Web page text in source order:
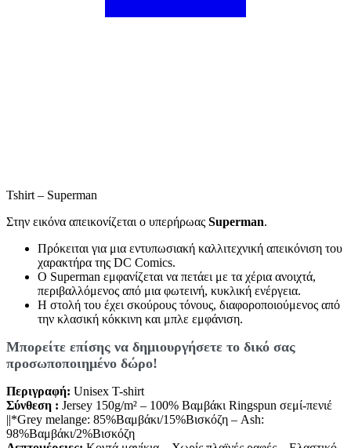
Tshirt – Superman
Στην εικόνα απεικονίζεται ο υπερήρωας Superman.
Πρόκειται για μια εντυπωσιακή καλλιτεχνική απεικόνιση του
χαρακτήρα της DC Comics.
Ο Superman εμφανίζεται να πετάει με τα χέρια ανοιχτά,
περιβαλλόμενος από μια φωτεινή, κυκλική ενέργεια.
Η στολή του έχει σκούρους τόνους, διαφοροποιούμενος από
την κλασική κόκκινη και μπλε εμφάνιση.
Mπορείτε επίσης να δημιουργήσετε το δικό σας
προσωποποιημένο δώρο!
Περιγραφή: Unisex T-shirt
Σύνθεση : Jersey 150g/m² – 100% Βαμβάκι Ringspun σεμί-πενιέ
||*Grey melange: 85%Βαμβάκι/15%Βισκόζη – Ash:
98%Βαμβάκι/2%Βισκόζη